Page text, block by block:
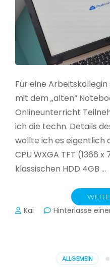
Für eine
mit dem „alten“
Onlineunterricht
ich die techn. Details
wollte ich es eigentlich
CPU WXGA TFT (1366
klassischen HDD 4GB …
Kai Hinterlasse
ALLGEMEIN